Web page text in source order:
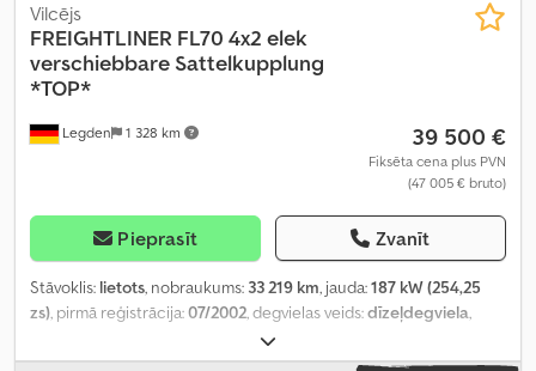
Legden 1 328 km
Vilcējs
FREIGHTLINER FL70 4x2 elek
verschiebbare Sattelkupplung
*TOP*
39 500 €
Fiksēta cena plus PVN
(47 005 € bruto)
Pieprasīt Zvanīt
Stāvoklis: lietots, nobraukums: 33 219 km, jauda:187 kW (254,25
zs), pirmā reģistrācija:07/2002, degvielas veids:dīzeļdegviela,
, asu konfigurācija:
pārbaude (TÜV):11/2022, krāsa:bēšs, pārnesuma veids: